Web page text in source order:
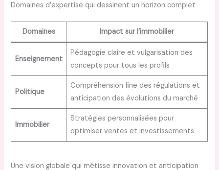
Domaines d’expertise qui dessinent un horizon complet
Domaines Impact sur l’immobilier
Enseignement
Pédagogie claire et vulgarisation des
concepts pour tous les profils
Politique
Compréhension fine des régulations et
anticipation des évolutions du marché
Immobilier
Stratégies personnalisées pour
optimiser ventes et investissements
Une vision globale qui métisse innovation et anticipation